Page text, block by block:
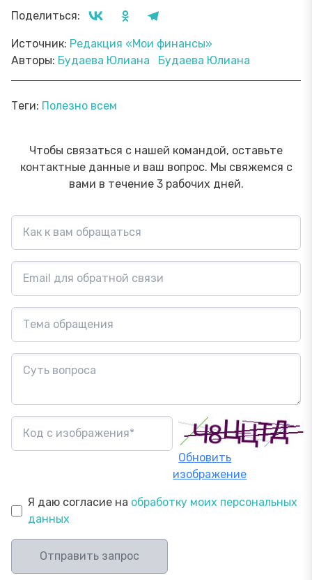
Поделиться:
Источник: Редакция «Мои финансы»
Авторы: Будаева Юлиана Будаева Юлиана
Теги: Полезно всем
Чтобы связаться с нашей командой, оставьте
контактные данные и ваш вопрос. Мы свяжемся с
вами в течение 3 рабочих дней.
Обновить
изображение
Я даю согласие на обработку моих персональных
данных
Отправить запрос